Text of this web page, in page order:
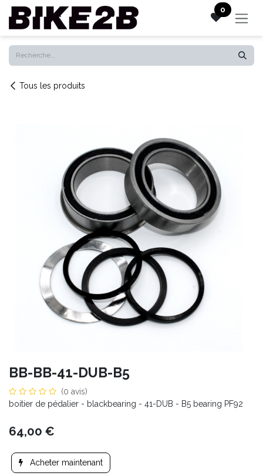
Se rendre au contenu 0
Tous les produits
BB-BB-41-DUB-B5
(0 avis)
boitier de pédalier - blackbearing - 41-DUB - B5 bearing PF92
64,00 €
Acheter maintenant